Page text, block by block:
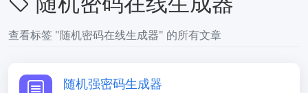
查看标签 "随机密码在线生成器" 的所有文章
​随机强密码生成器